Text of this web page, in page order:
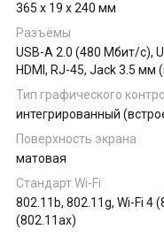
365 x 19 x 240 мм
Разъёмы
USB-A 2.0 (480 Мбит/с),
HDMI, RJ-45, Jack 3.5
Тип графического
интегрированный
Поверхность экрана
матовая
Стандарт Wi-Fi
802.11b, 802.11g, Wi-Fi 4
(802.11ax)